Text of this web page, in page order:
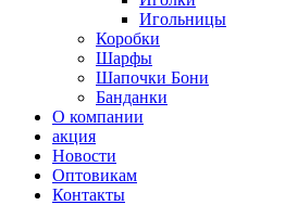
Игольницы
Коробки
Шарфы
Шапочки Бони
Банданки
О компании
акция
Новости
Оптовикам
Контакты